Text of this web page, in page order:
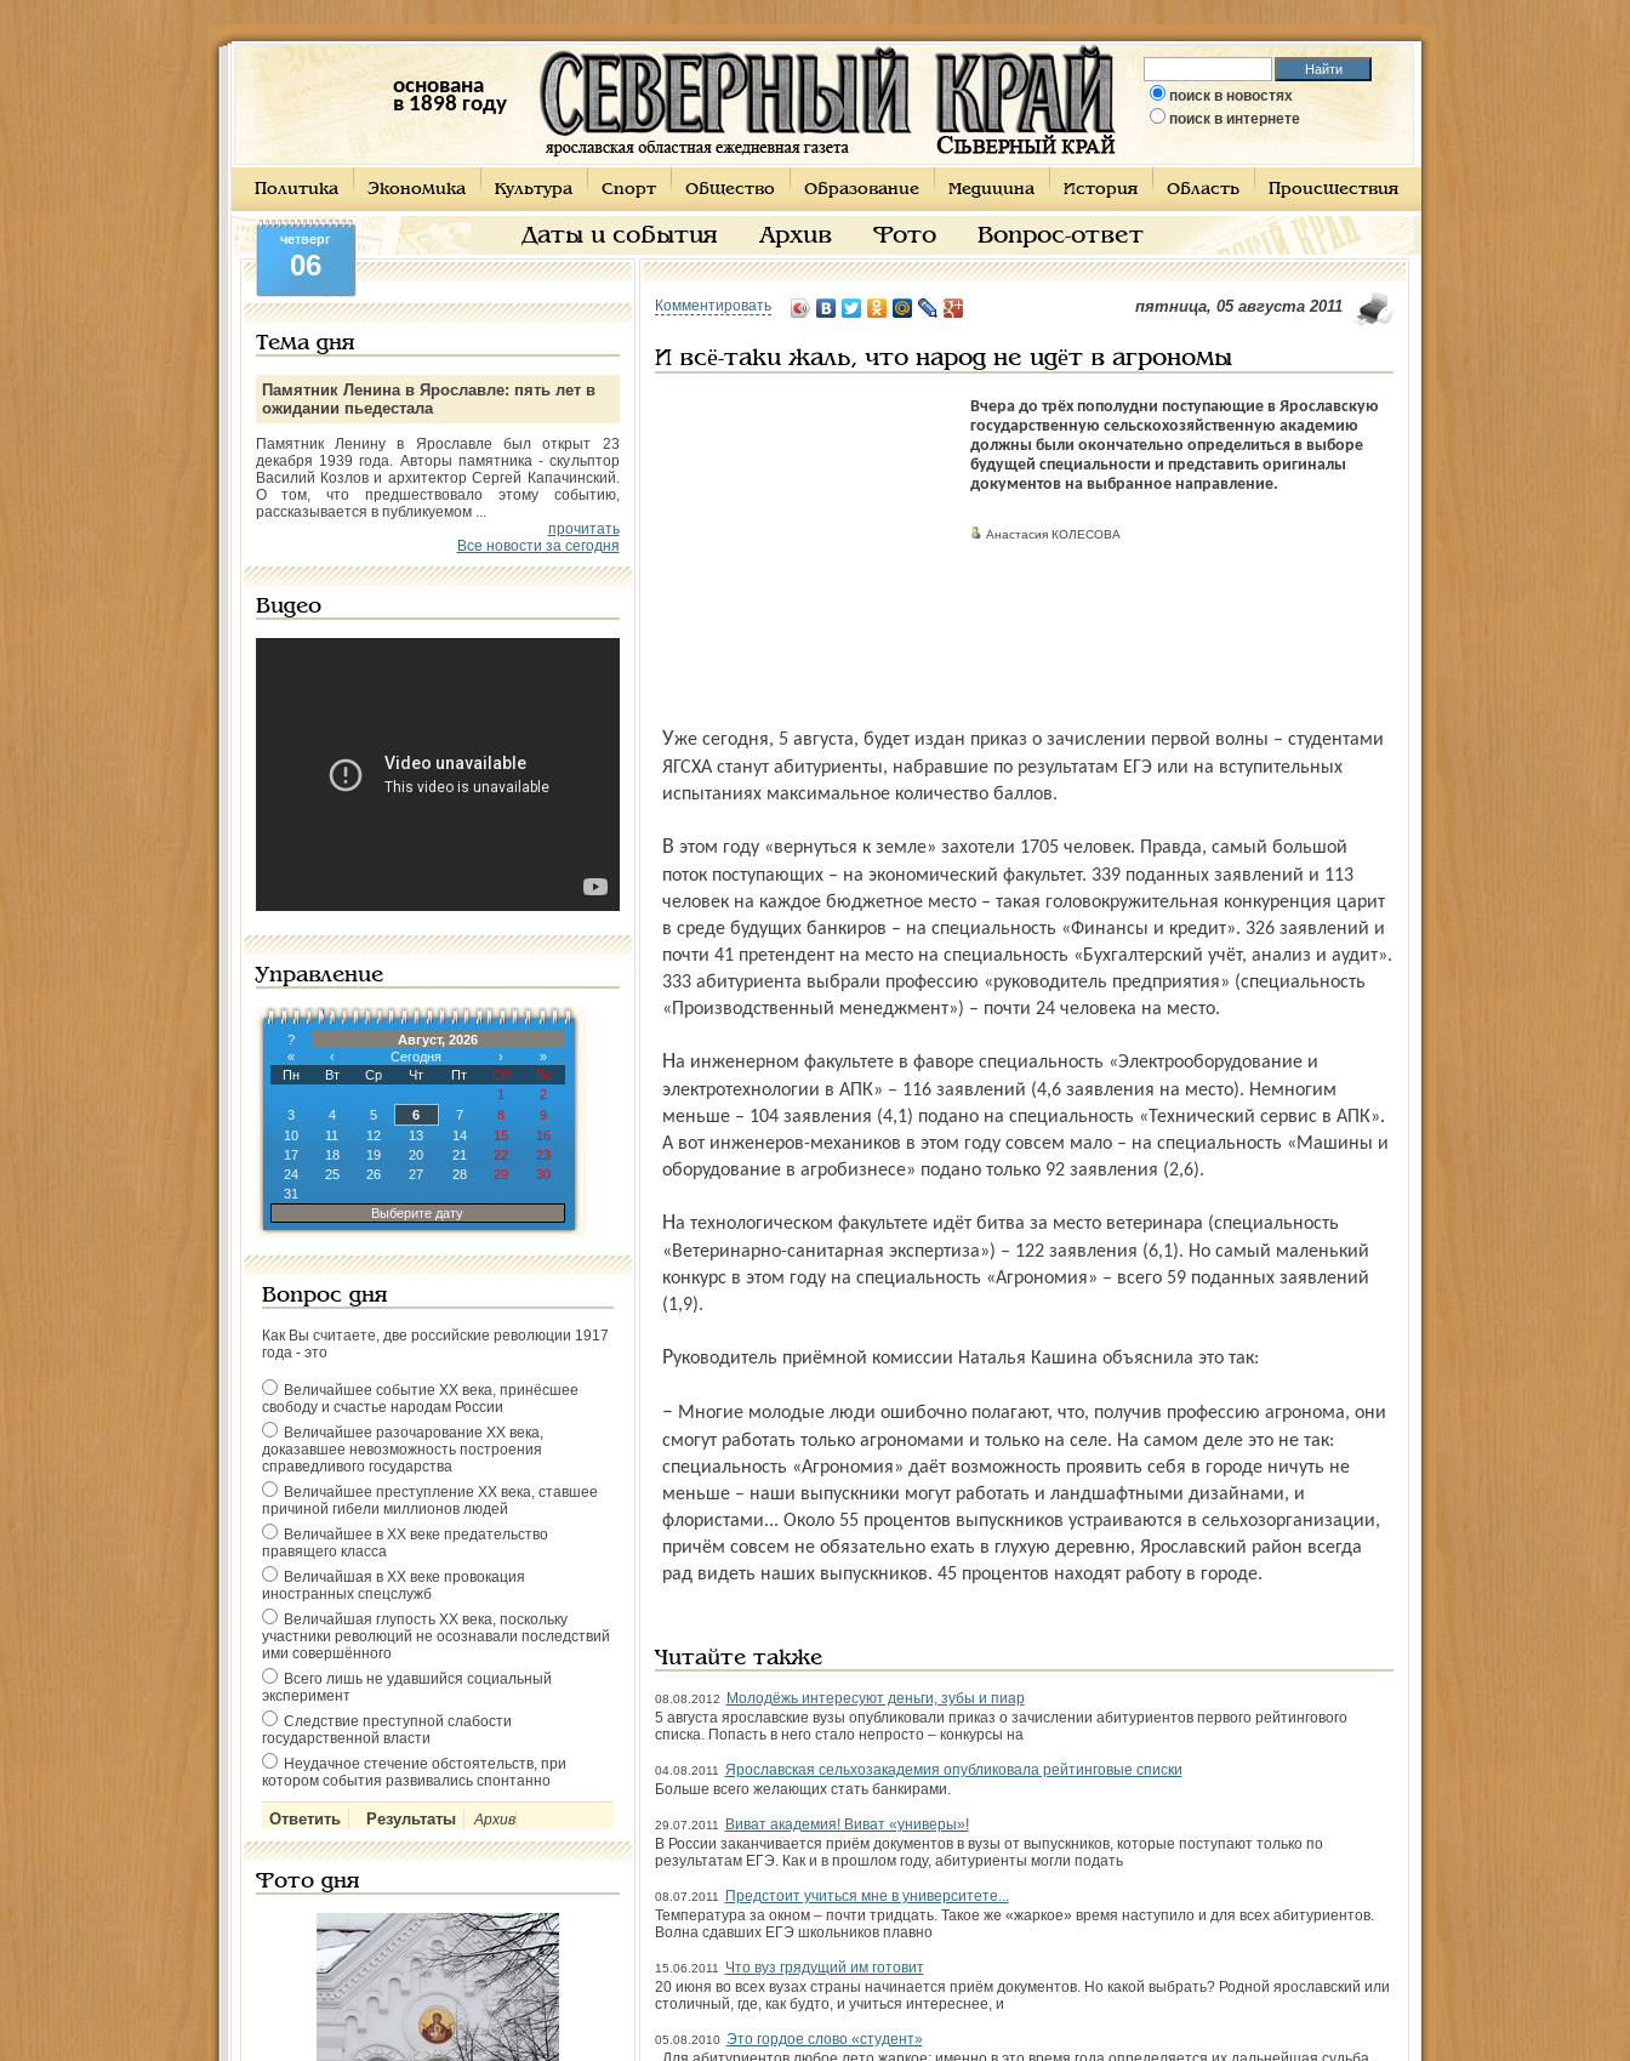
основана
в 1898 году
поиск в новостях
поиск в интернете
Политика Экономика Культура Спорт Общество Образование Медицина История Область Происшествия
Даты и события Архив Фото Вопрос-ответ
четверг
06
Тема дня
Памятник Ленина в Ярославле: пять лет в
ожидании пьедестала
Памятник Ленину в Ярославле был открыт 23
декабря 1939 года. Авторы памятника - скульптор
Василий Козлов и архитектор Сергей Капачинский.
О том, что предшествовало этому событию,
рассказывается в публикуемом ...
прочитать
Все новости за сегодня
Видео
Управление
?
Август, 2026
«
‹ Сегодня ›
»
Пн
Вт Ср Чт Пт Сб
Вс
1
2
3
4 5 6 7 8
9
10
11 12 13 14 15
16
17
18 19 20 21 22
23
24
25 26 27 28 29
30
31
Выберите дату
Вопрос дня
Как Вы считаете, две российские революции 1917
года - это
Величайшее событие ХХ века, принёсшее
свободу и счастье народам России
Величайшее разочарование ХХ века,
доказавшее невозможность построения
справедливого государства
Величайшее преступление ХХ века, ставшее
причиной гибели миллионов людей
Величайшее в ХХ веке предательство
правящего класса
Величайшая в ХХ веке провокация
иностранных спецслужб
Величайшая глупость ХХ века, поскольку
участники революций не осознавали последствий
ими совершённого
Всего лишь не удавшийся социальный
эксперимент
Следствие преступной слабости
государственной власти
Неудачное стечение обстоятельств, при
котором события развивались спонтанно
Архив
Фото дня
Комментировать пятница, 05 августа 2011
И всё-таки жаль, что народ не идёт в агрономы
Вчера до трёх пополудни поступающие в Ярослав­скую
государственную сельскохозяйственную академию
должны были окончательно определиться в выборе
будущей специальности и представить оригиналы
документов на выбранное направление.
Анастасия КОЛЕСОВА
Уже сегодня, 5 августа, будет издан приказ о зачислении первой волны – студентами
ЯГСХА станут абитуриенты, набравшие по результатам ЕГЭ или на вступительных
испытаниях максимальное количество баллов.
В этом году «вернуться к земле» захотели 1705 человек. Правда, самый большой
поток поступающих – на экономический факультет. 339 поданных заявлений и 113
человек на каждое бюджетное место – такая головокружительная конкуренция царит
в среде будущих банкиров – на специальность «Финансы и кредит». 326 заявлений и
почти 41 претендент на место на специальность «Бухгалтер­ский учёт, анализ и аудит».
333 абитуриента выбрали профессию «руководитель предприятия» (специальность
«Производственный менеджмент») – почти 24 человека на место.
На инженерном факультете в фаворе специальность «Электрооборудование и
электротехнологии в АПК» – 116 заявлений (4,6 заявления на место). Немногим
меньше – 104 заявления (4,1) подано на специальность «Технический сервис в АПК».
А вот инженеров-механиков в этом году совсем мало – на специальность «Машины и
оборудование в агробизнесе» подано только 92 заявления (2,6).
На технологическом факультете идёт битва за место ветеринара (специальность
«Ветеринарно-санитарная экс­пертиза») – 122 заявления (6,1). Но самый маленький
конкурс в этом году на специальность «Агрономия» – всего 59 поданных заявлений
(1,9).
Руководитель приёмной комиссии Наталья Кашина объяснила это так:
– Многие молодые люди ошибочно полагают, что, получив профессию агронома, они
смогут работать только агрономами и только на селе. На самом деле это не так:
специальность «Агрономия» даёт возможность проявить себя в городе ничуть не
меньше – наши выпускники могут работать и ландшафтными дизайнами, и
флористами... Около 55 процентов выпускников устраиваются в сельхозорганизации,
причём совсем не обязательно ехать в глухую деревню, Ярославский район всегда
рад видеть наших выпускников. 45 процентов находят работу в городе.
Читайте также
08.08.2012
Молодёжь интересуют деньги, зубы и пиар
5 августа ярославские вузы опубликовали приказ о зачислении абитуриентов первого рейтингового
списка. Попасть в него стало непросто – конкурсы на
04.08.2011
Ярославская сельхозакадемия опубликовала рейтинговые списки
Больше всего желающих стать банкирами.
29.07.2011
Виват академия! Виват «универы»!
В России заканчивается приём документов в вузы от выпускников, которые поступают только по
результатам ЕГЭ. Как и в прошлом году, абитуриенты могли подать
08.07.2011
Предстоит учиться мне в университете...
Температура за окном – почти тридцать. Такое же «жаркое» время наступило и для всех абитуриентов.
Волна сдавших ЕГЭ школьников плавно
15.06.2011
Что вуз грядущий им готовит
20 июня во всех вузах страны начинается приём документов. Но какой выбрать? Родной ярославский или
столичный, где, как будто, и учиться интереснее, и
05.08.2010 Это гордое слово «студент»